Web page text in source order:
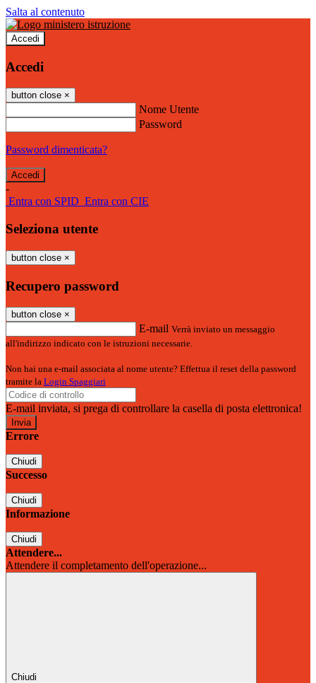
Salta al contenuto
Accedi
Accedi
button close ×
Nome Utente
Password
Password dimenticata?
-
Entra con SPID Entra con CIE
Seleziona utente
button close ×
Recupero password
button close ×
E-mail Verrà inviato un messaggio
all'indirizzo indicato con le istruzioni necessarie.
Non hai una e-mail associata al nome utente? Effettua il reset della password
tramite la Login Spaggiari
E-mail inviata, si prega di controllare la casella di posta elettronica!
Errore
Chiudi
Successo
Chiudi
Informazione
Chiudi
Attendere...
Attendere il completamento dell'operazione...
Chiudi